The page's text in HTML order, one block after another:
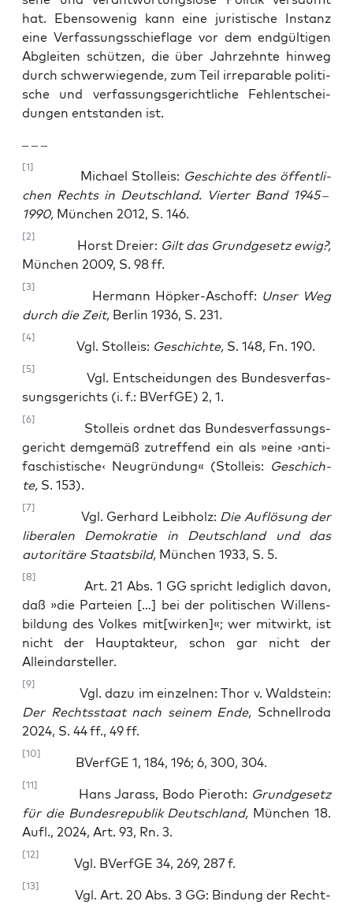
hat. Eben­so­we­nig kann eine juris­ti­sche Instanz
eine Ver­fas­sungs­schief­la­ge vor dem end­gül­ti­gen
Abglei­ten schüt­zen, die über Jahr­zehn­te hin­weg
durch schwer­wie­gen­de, zum Teil irrepa­ra­ble poli­ti­
sche und verfassungsgericht­liche Fehl­ent­schei­
dun­gen ent­stan­den ist.
– – –
[1]
Micha­el Stol­leis: Geschich­te des öffent­li­
chen Rechts in Deutsch­land. Vier­ter Band 1945–
1990, Mün­chen 2012, S. 146.
[2]
Horst Drei­er: Gilt das Grund­ge­setz ewig?,
Mün­chen 2009, S. 98 ff.
[3]
Her­mann Höp­ker-Asch­off: Unser Weg
durch die Zeit, Ber­lin 1936, S. 231.
[4]
Vgl. Stol­leis: Geschich­te, S. 148, Fn. 190.
[5]
Vgl. Ent­schei­dun­gen des Bun­des­ver­fas­
sungs­ge­richts (i. f.: BVerfGE) 2, 1.
[6]
Stol­leis ord­net das Bun­des­ver­fas­sungs­
ge­richt dem­ge­mäß zutref­fend ein als »eine ›anti­
fa­schis­ti­sche‹ Neu­grün­dung« (Stol­leis: Geschich­
te, S. 153).
[7]
Vgl. Ger­hard Leib­holz: Die Auf­lö­sung der
libe­ra­len Demo­kra­tie in Deutsch­land und das
auto­ri­tä­re Staats­bild, Mün­chen 1933, S. 5.
[8]
Art. 21 Abs. 1 GG spricht ledig­lich davon,
daß »die Par­tei­en […] bei der poli­ti­schen Wil­lens­
bil­dung des Vol­kes mit[wirken]«; wer mit­wirkt, ist
nicht der Haupt­ak­teur, schon gar nicht der
Alleindarsteller.
[9]
Vgl. dazu im ein­zel­nen: Thor v. Wald­stein:
Der Rechts­staat nach sei­nem Ende, Schnell­ro­da
2024, S. 44 ff., 49 ff.
[10]
BVerfGE 1, 184, 196; 6, 300, 304.
[11]
Hans Jarass, Bodo Pieroth: Grund­ge­setz
für die Bun­des­re­pu­blik Deutsch­land, Mün­chen 18.
Aufl., 2024, Art. 93, Rn. 3.
[12]
Vgl. BVerfGE 34, 269, 287 f.
[13]
Vgl. Art. 20 Abs. 3 GG: Bin­dung der Recht­